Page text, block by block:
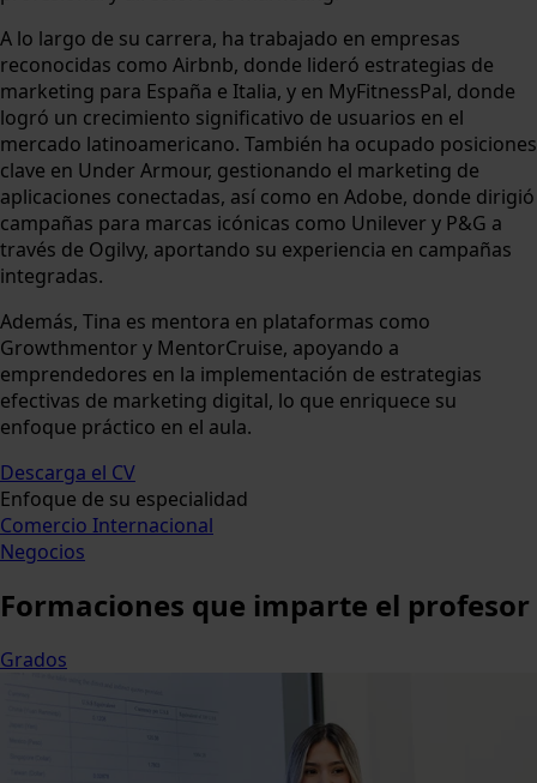
A lo largo de su carrera, ha trabajado en empresas
reconocidas como Airbnb, donde lideró estrategias de
marketing para España e Italia, y en MyFitnessPal, donde
logró un crecimiento significativo de usuarios en el
mercado latinoamericano. También ha ocupado posiciones
clave en Under Armour, gestionando el marketing de
aplicaciones conectadas, así como en Adobe, donde dirigió
campañas para marcas icónicas como Unilever y P&G a
través de Ogilvy, aportando su experiencia en campañas
integradas.
Además, Tina es mentora en plataformas como
Growthmentor y MentorCruise, apoyando a
emprendedores en la implementación de estrategias
efectivas de marketing digital, lo que enriquece su
enfoque práctico en el aula.
Descarga el CV
Enfoque de su especialidad
Comercio Internacional
Negocios
Formaciones que imparte el profesor
Grados